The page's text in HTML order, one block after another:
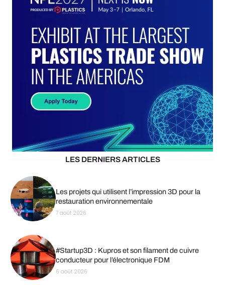
LES DERNIERS ARTICLES
Les projets qui utilisent l’impression 3D pour la
restauration environnementale
7 août 2026
#Startup3D : Kupros et son filament de cuivre
conducteur pour l’électronique FDM
6 août 2026